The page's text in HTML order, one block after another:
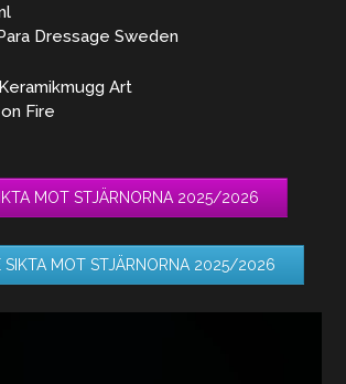
Dressage Sweden
Art
Fire
MOT STJÄRNORNA 2025/2026
SIKTA MOT STJÄRNORNA 2025/2026